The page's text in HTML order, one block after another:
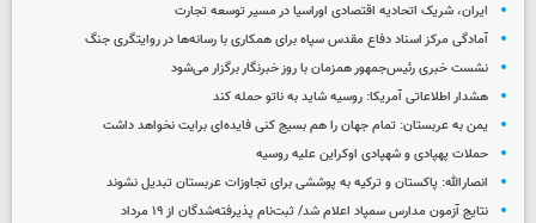
ایران، شریک اتحادیه اقتصادی اوراسیا در مسیر توسعه تجارت
آمادگی مرکز اسناد دفاع مقدس سپاه برای همکاری با رسانه‌ها در روایتگری جنگ
نشست خبری رئیس‌جمهور همزمان با روز خبرنگار برگزار می‌شود
هشدار اطلاعاتی آمریکا: روسیه شاید به ناتو حمله کند
یمن به عربستان: تمام جهان را هم بسیج کنی فایده‌ای برایت نخواهد داشت
حملات پهپادی و شهپادی اوکراین علیه روسیه
انصارالله: پاکستان و ترکیه به پوششی برای تجاوزات عربستان تبدیل نشوند
نتایج آزمون مدارس سمپاد اعلام شد/ ثبت‌نام پذیرفته‌شدگان از ۱۹ مرداد